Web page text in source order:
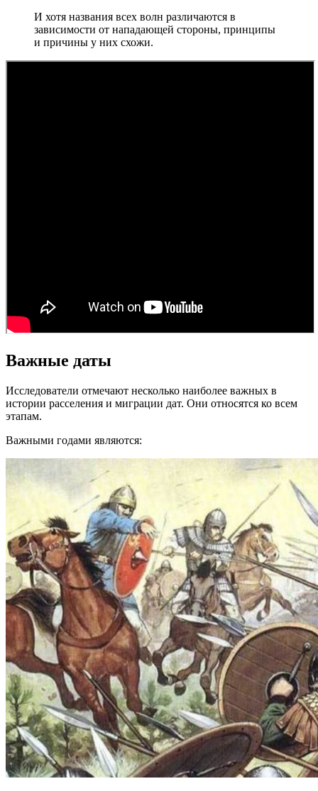
И хотя названия всех волн различаются в
зависимости от нападающей стороны, принципы
и причины у них схожи.
Важные даты
Исследователи отмечают несколько наиболее важных в
истории расселения и миграции дат. Они относятся ко всем
этапам.
Важными годами являются: